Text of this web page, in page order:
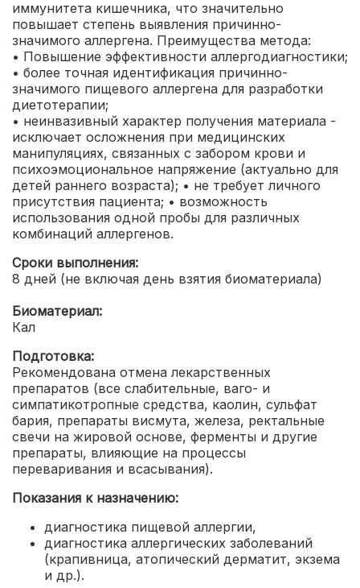
иммунитета кишечника, что значительно
повышает степень выявления причинно-
значимого аллергена. Преимущества метода:
• Повышение эффективности аллергодиагностики;
• более точная идентификация причинно-
значимого пищевого аллергена для разработки
диетотерапии;
• неинвазивный характер получения материала -
исключает осложнения при медицинских
манипуляциях, связанных с забором крови и
психоэмоциональное напряжение (актуально для
детей раннего возраста); • не требует личного
присутствия пациента; • возможность
использования одной пробы для различных
комбинаций аллергенов.
Сроки выполнения:
8 дней (не включая день взятия биоматериала)
Биоматериал:
Кал
Подготовка:
Рекомендована отмена лекарственных
препаратов (все слабительные, ваго- и
симпатикотропные средства, каолин, сульфат
бария, препараты висмута, железа, ректальные
свечи на жировой основе, ферменты и другие
препараты, влияющие на процессы
переваривания и всасывания).
Показания к назначению:
диагностика пищевой аллергии,
диагностика аллергических заболеваний
(крапивница, атопический дерматит, экзема
и др.).